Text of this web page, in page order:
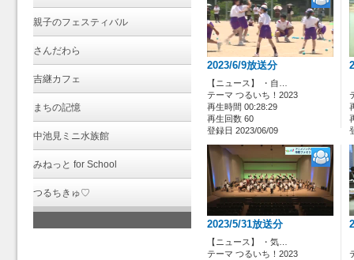
親子のフェスティバル
さんだわら
吉継カフェ
まちの記憶
中池見ミニ水族館
みねっと for School
つるちきゅ♡
2023/6/9放送分
【ニュース】 ・自…
テーマ つるいち！2023
再生時間 00:28:29
再生回数 60
登録日 2023/06/09
2023/5/31放送分
【ニュース】 ・気…
テーマ つるいち！2023